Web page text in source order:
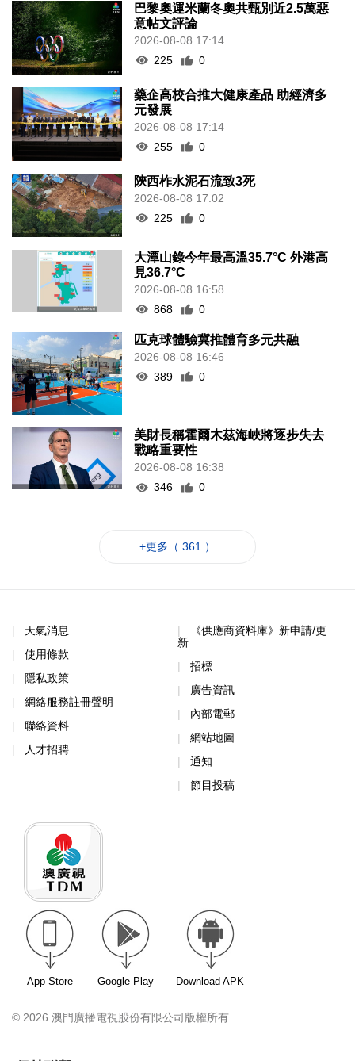
巴黎奧運米蘭冬奧共甄別近2.5萬惡
意帖文評論
2026-08-08 17:14
225
0
藥企高校合推大健康產品 助經濟多
元發展
2026-08-08 17:14
255
0
陝西柞水泥石流致3死
2026-08-08 17:02
225
0
大潭山錄今年最高溫35.7°C 外港高
見36.7°C
2026-08-08 16:58
868
0
匹克球體驗冀推體育多元共融
2026-08-08 16:46
389
0
美財長稱霍爾木茲海峽將逐步失去
戰略重要性
2026-08-08 16:38
346
0
+更多（ 361 ）
天氣消息
使用條款
隱私政策
網絡服務註冊聲明
聯絡資料
人才招聘
《供應商資料庫》新申請/更
新
招標
廣告資訊
內部電郵
網站地圖
通知
節目投稿
App Store Google Play Download APK
© 2026 澳門廣播電視股份有限公司版權所有